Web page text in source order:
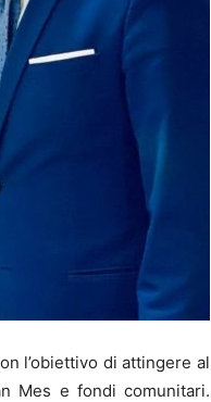
l’obiettivo di attingere al
Mes e fondi comunitari.